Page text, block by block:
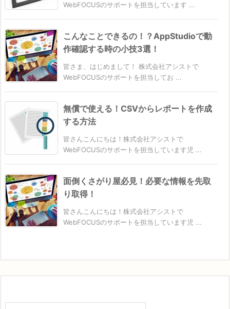
WebFOCUSのサポートを担当しています ...
こんなことできるの！？AppStudioで動
作確認する時の小技3選！
皆さま、はじめまして！ 株式会社アシストで
WebFOCUSのサポートを担当してお ...
無償で使える！CSVからレポートを作成
する方法
皆さんこんにちは！株式会社アシストで
WebFOCUSのサポートを担当しています児 ...
面倒くさがり屋必見！必要な情報を先取
り取得！
皆さんこんにちは！株式会社アシストで
WebFOCUSのサポートを担当しています児 ...